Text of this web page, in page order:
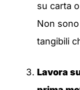
su carta
Non
tangibili
Lavora